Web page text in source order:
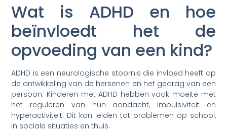
Wat is ADHD en hoe
beïnvloedt het de
opvoeding van een kind?
ADHD is een neurologische stoornis die invloed heeft op
de ontwikkeling van de hersenen en het gedrag van een
persoon. Kinderen met ADHD hebben vaak moeite met
het reguleren van hun aandacht, impulsiviteit en
hyperactiviteit. Dit kan leiden tot problemen op school,
in sociale situaties en thuis.